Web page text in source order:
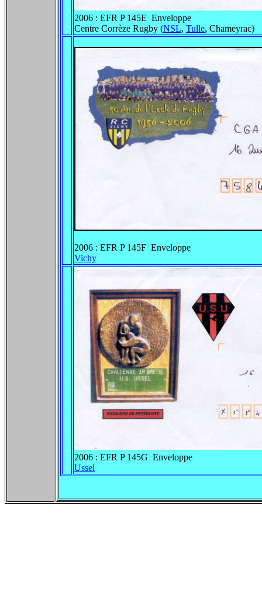
2006 : EFR P 145E Enveloppe
Centre Corrèze Rugby (NSL, Tulle, Chameyrac)
2006 : EFR P 145F Enveloppe
Vichy
2006 : EFR P 145G Enveloppe
Ussel